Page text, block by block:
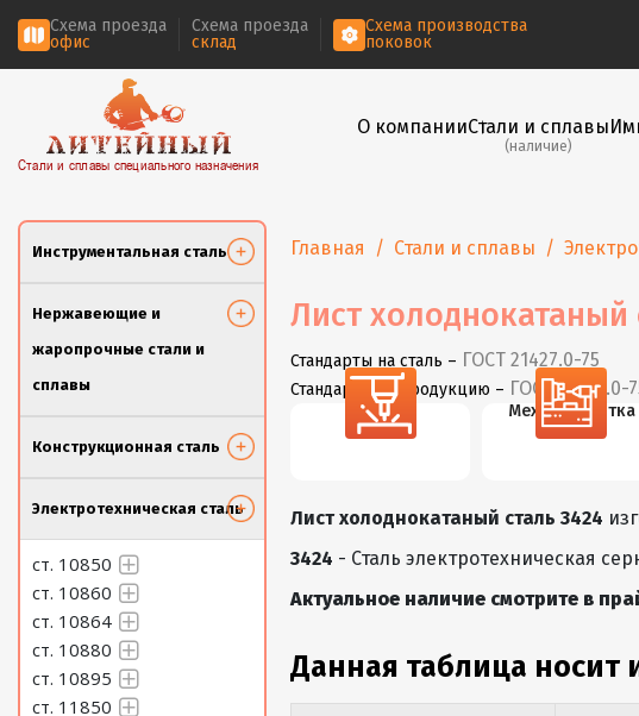
Схема проезда
офис
Схема проезда
склад
Схема производства
поковок
Стали и сплавы специального назначения
О компанииСтали и сплавы
(наличие)
Инструментальная сталь
Нержавеющие и
жаропрочные стали и
сплавы
Конструкционная сталь
Электротехническая сталь
ст. 10850
ст. 10860
ст. 10864
ст. 10880
ст. 10895
ст. 11850
Главная Стали и сплавы
Лист холоднокатаный
Стандарты на сталь – ГОСТ 21427.0-75
Стандарты на продукцию – ГОСТ 21427.0-
Резка Мех. обработка
Лист холоднокатаный сталь 3424
3424 - Сталь электротехническая
Актуальное наличие смотрите в
Данная таблица